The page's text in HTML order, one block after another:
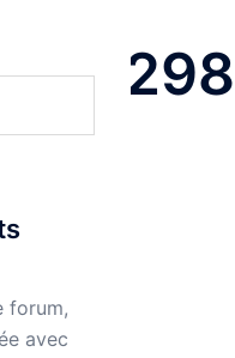
forum,
avec